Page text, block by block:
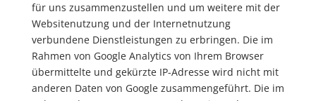
für uns zusammenzustellen und um weitere mit der
Websitenutzung und der Internetnutzung
verbundene Dienstleistungen zu erbringen. Die im
Rahmen von Google Analytics von Ihrem Browser
übermittelte und gekürzte IP-Adresse wird nicht mit
anderen Daten von Google zusammengeführt. Die im